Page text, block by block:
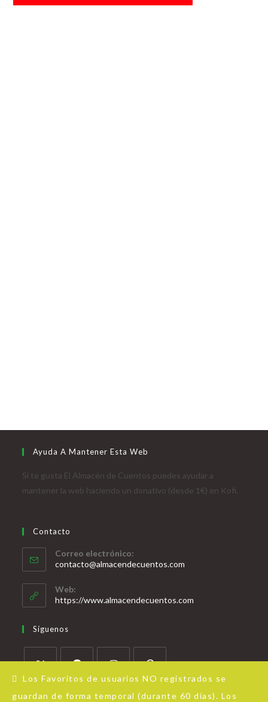
Los Favoritos de usuarios NO registrados se
guardan de forma temporal (durante 60 días). Los
Ayuda A Mantener Esta Web
Si te gusta El Almacén de Cuentos puedes ayudar a
mantener la web haciendo un donativo (desde 1€) en Kofi.
Contacto
Correo electrónico:
contacto@almacendecuentos.com
Web:
https://www.almacendecuentos.com
Síguenos